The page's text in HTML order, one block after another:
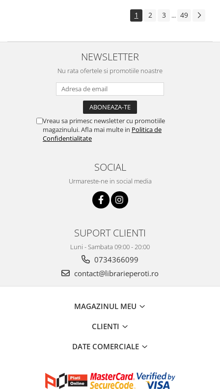
1 2 3 ... 49
NEWSLETTER
Nu rata ofertele si promotiile noastre
Vreau sa primesc newsletter cu promotiile
magazinului. Afla mai multe in Politica de
Confidentialitate
SOCIAL
Urmareste-ne in social media
SUPORT CLIENTI
Luni - Sambata 09:00 - 20:00
0734366099
contact@librarieperoti.ro
MAGAZINUL MEU
CLIENTI
DATE COMERCIALE